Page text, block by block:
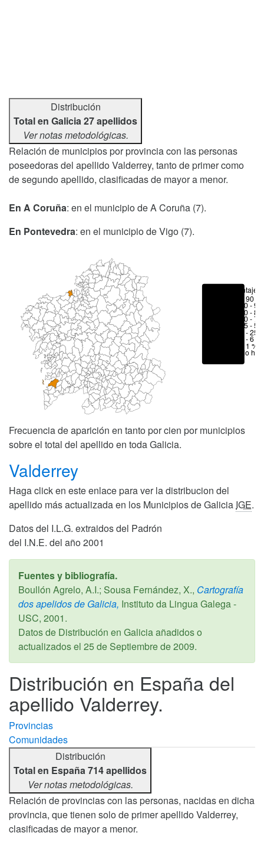
Distribución
Total en Galicia 27 apellidos
Ver notas metodológicas.
Relación de municipios por provincia con las personas
poseedoras del apellido Valderrey, tanto de primer como
de segundo apellido, clasificadas de mayor a menor.
En A Coruña: en el municipio de A Coruña (7).
En Pontevedra: en el municipio de Vigo (7).
Porcentajes
> 90 %
80 -
70 -
50 -
25 -
6 - 25
1 - 6 %
< 1 %
No hay
Frecuencia de aparición en tanto por cien por municipios
sobre el total del apellido en toda Galicia.
Valderrey
Haga click en este enlace para ver la distribucion del
apellido más actualizada en los Municipios de Galicia IGE.
Datos del I.L.G. extraidos del Padrón
del I.N.E. del año 2001
Fuentes y bibliografía.
Boullón Agrelo, A.I.; Sousa Fernández, X., Cartografía
dos apelidos de Galicia, Instituto da Lingua Galega -
USC, 2001.
Datos de Distribución en Galicia añadidos o
actualizados el 25 de Septiembre de 2009.
Distribución en España del
apellido Valderrey.
Provincias
Comunidades
Distribución
Total en España 714 apellidos
Ver notas metodológicas.
Relación de provincias con las personas, nacidas en dicha
provincia, que tienen solo de primer apellido Valderrey,
clasificadas de mayor a menor.